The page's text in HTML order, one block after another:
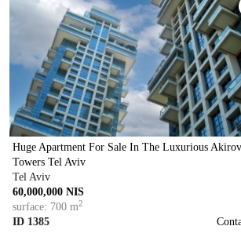
Huge Apartment For Sale In The Luxurious Akirov
Towers Tel Aviv
Tel Aviv
60,000,000 NIS
surface: 700 m2
ID 1385